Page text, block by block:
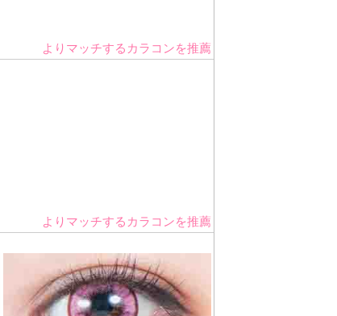
よりマッチするカラコンを推薦
よりマッチするカラコンを推薦